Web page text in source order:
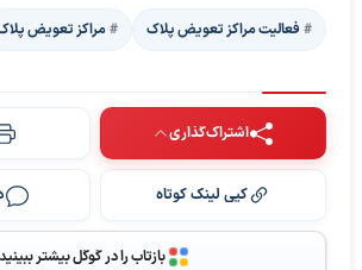
فعالیت مراکز تعویض پلاک مراکز تعویض
اشتراک‌گذاری
کپی لینک کوتاه
بازتاب را در گوگل بیشتر ببینید